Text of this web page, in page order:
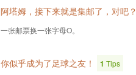
阿塔姆，接下来就是集邮了，对吧？
一张邮票换一张字母O。
你似乎成为了足球之友！ 1 Tips